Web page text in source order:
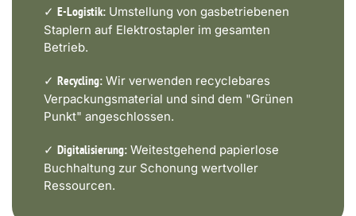
✓ E-Logistik: Umstellung von gasbetriebenen
Staplern auf Elektrostapler im gesamten
Betrieb.
✓ Recycling: Wir verwenden recyclebares
Verpackungsmaterial und sind dem "Grünen
Punkt" angeschlossen.
✓ Digitalisierung: Weitestgehend papierlose
Buchhaltung zur Schonung wertvoller
Ressourcen.